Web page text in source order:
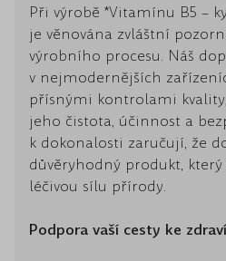
Při výrobě *Vitamínu B5 –
je věnována zvláštní
výrobního procesu. Náš
v nejmodernějších
přísnými kontrolami
jeho čistota, účinnost a
k dokonalosti zaručují, že
důvěryhodný produkt,
léčivou sílu přírody.
Podpora vaší cesty ke